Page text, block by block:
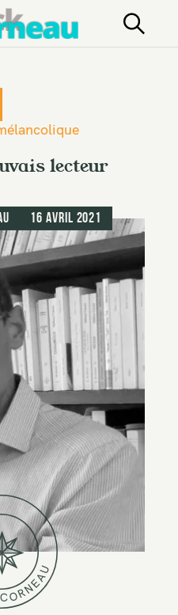
lecteur
16 avril 2021
CORN
E
A
U